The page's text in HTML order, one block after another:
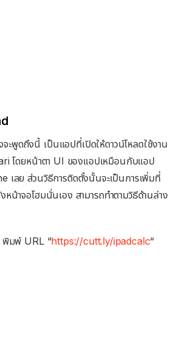
ะพูดถึงนี้ เป็นแอปที่เปิดให้ดาวน์โหลดใช้งาน
โดยหน้าตา UI ของแอปเหมือนกับแอป
เลย ส่วนวิธีการติดตั้งนั้นจะเป็นการเพิ่มที่
น้าจอโฮมนั่นเอง สามารถทำตามวิธีด้านล่าง
พิมพ์ URL “https://cutt.ly/ipadcalc“